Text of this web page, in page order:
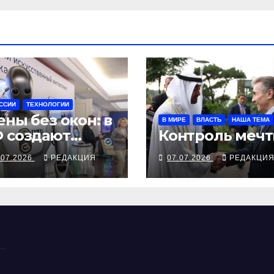
ТЕХНОЛОГИИ
без окон: в
ИИ
РЕДАКЦИЯ
В МИРЕ ВЛАСТЬ НАША ТЕМА
Контроль
07.07.2026 РЕДАКЦИЯ